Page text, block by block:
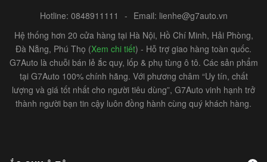
Hotline: 0848911111 - Email: lienhe@g7auto.vn
Hệ thống hơn 20 cửa hàng tại Hà Nội, Hồ Chí Minh, Hải Phòng,
Đà Nẵng, Phú Thọ (Xem chi tiết) - Hỗ trợ giao hàng toàn quốc.
G7Auto là chuỗi bán lẻ ắc quy, lốp & phụ tùng ô tô. Các sản phẩm
tại G7Auto 100% chính hãng. Với phương châm “Uy tín, chất
lượng và giá tốt nhất cho người tiêu dùng”, G7Auto vinh hạnh trở
thành người bạn tin cậy luôn đồng hành cùng quý khách hàng.